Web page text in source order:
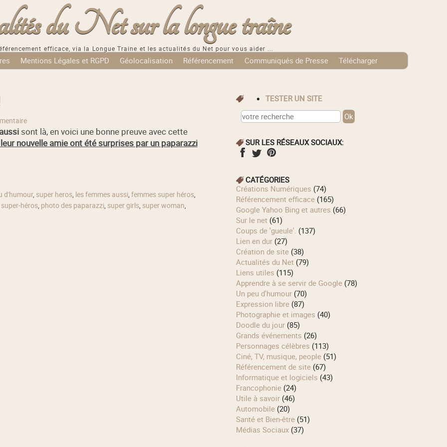
du Net sur la longue traîne
efficace, via la Longue Traine et les actualités du Net pour vous aider ...
Mentions Légales et RGPD Géolocalisation Référencement Communiqués de Presse
Télécharger
sont là, en voici une bonne preuve avec cette
nouvelle amie ont été surprises par un paparazzi
d'humour, super heros, les femmes aussi, femmes super héros,
héros, photo des paparazzi, super girls, super woman,
TESTER UN SITE
SUR LES RÉSEAUX SOCIAUX:
CATÉGORIES
Créations Numériques (74)
Référencement efficace(165)
Google Yahoo Bing et autres (66)
Sur le net(61)
Coups de 'gueule'. (137)
Lien en dur(27)
Création de site(38)
Actualités du Net(79)
Liens utiles (115)
Apprendre à se servir de Google(78)
Un peu d'humour(70)
Expression libre(87)
Photographie et images (40)
Doodle du jour(85)
Grands événements (26)
Personnages célèbres (113)
Ciné, TV, musique, people(51)
Référencement de site(67)
Informatique et logiciels (43)
Francophonie(24)
Utile à savoir(46)
Automobile(20)
Santé et Bien-être(51)
Médias Sociaux(37)